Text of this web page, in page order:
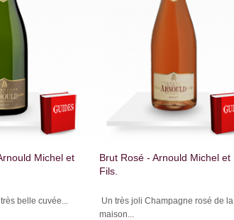
Michel et
belle cuvée...
Brut Rosé - Arnould Michel et
Fils.
Un très joli Champagne rosé de la
maison...